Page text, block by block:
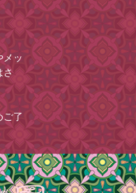
メッ
さ
了
出来かねる場合が
・悪天候、交通
な場合がございま
・コンビニ決済の
い。(お振込みが
場合がございま
・お客様のメー
メールが届かない
「
設定をお願いいた
・メールアドレス
全ての原因におけ
切の責任を負いま
その他の商品を、
宅急便コンパクト
その際はご希望が
程度を目安に到着
日時指定はお受
ご注文の際に
［ショッピング
を追加できますの
ご記入がない場
す。
＊状況によりご希
＊コンビニ決済の
い。(お振込みが
紙袋はこちら から